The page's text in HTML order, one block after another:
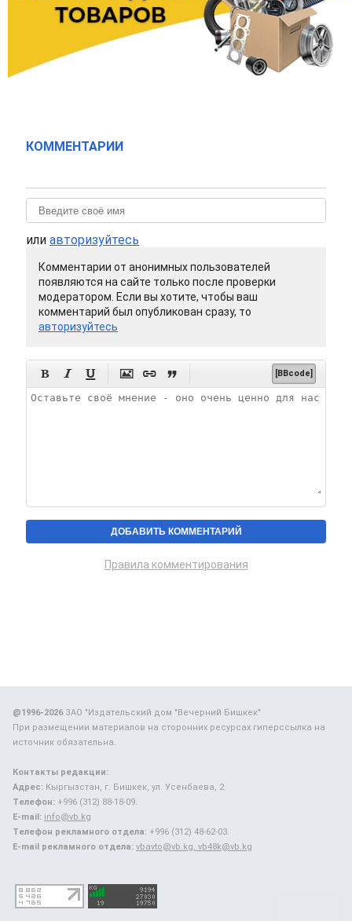
КОММЕНТАРИИ
или авторизуйтесь
Комментарии от анонимных пользователей
появляются на сайте только после проверки
модератором. Если вы хотите, чтобы ваш
комментарий был опубликован сразу, то
авторизуйтесь
      [BBcode]
Правила комментирования
@1996-2026ЗАО "Издательский дом "Вечерний Бишкек"
При размещении материалов на сторонних ресурсах гиперссылка на
источник обязательна.
Контакты редакции:
Адрес: Кыргызстан, г. Бишкек, ул. Усенбаева, 2.
Телефон: +996 (312) 88-18-09.
E-mail: info@vb.kg
Телефон рекламного отдела: +996 (312) 48-62-03.
E-mail рекламного отдела: vbavto@vb.kg, vb48k@vb.kg